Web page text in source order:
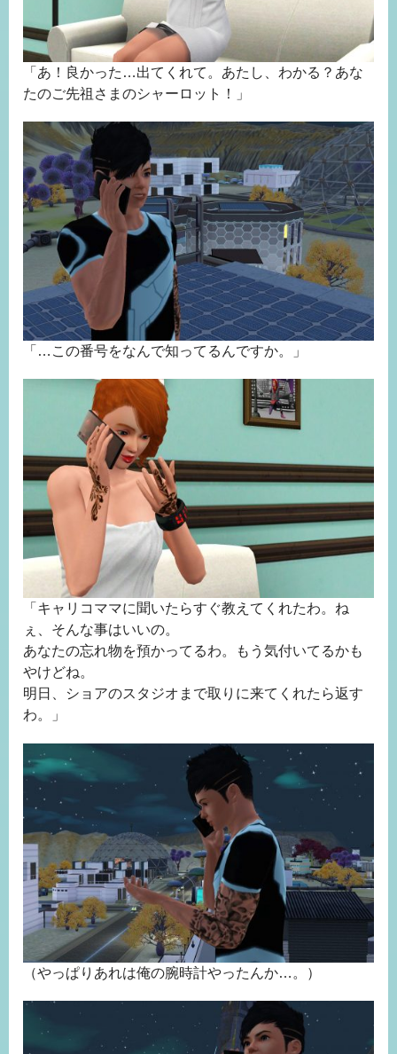
「あ！良かった…出てくれて。あたし、わかる？あな
たのご先祖さまのシャーロット！」
「…この番号をなんで知ってるんですか。」
「キャリコママに聞いたらすぐ教えてくれたわ。ね
ぇ、そんな事はいいの。
あなたの忘れ物を預かってるわ。もう気付いてるかも
やけどね。
明日、ショアのスタジオまで取りに来てくれたら返す
わ。」
（やっぱりあれは俺の腕時計やったんか…。）